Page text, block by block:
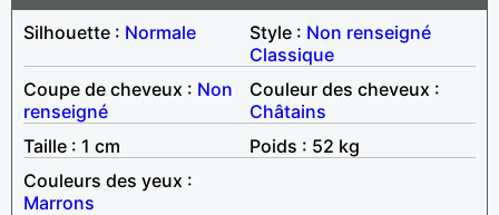
Silhouette : Normale Style : Non renseigné
Classique
Coupe de cheveux : Non
renseigné
Couleur des cheveux :
Châtains
Taille : 1 cm
Poids : 52 kg
Couleurs des yeux :
Marrons